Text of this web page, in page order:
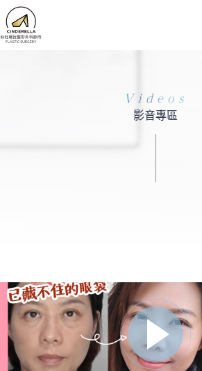
跳
至
主
Videos
影音專區